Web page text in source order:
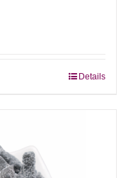
Details